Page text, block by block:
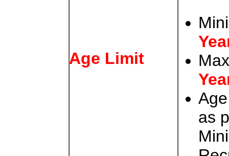
Age Limit
as